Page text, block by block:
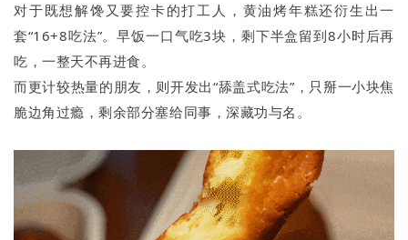
对于既想解馋又要控卡的打工人，黄油烤年糕还衍生出一
套“16+8吃法”。早饭一口气吃3块，剩下半盒留到8小时后再
吃，一整天不再进食。
而更计较热量的朋友，则开发出“舔盖式吃法”，只掰一小块焦
脆边角过瘾，剩余部分塞给同事，深藏功与名。